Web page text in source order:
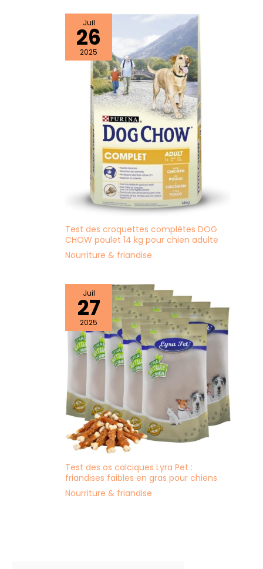
Juil
26
2025
Test des croquettes complètes DOG
CHOW poulet 14 kg pour chien adulte
Nourriture & friandise
Juil
27
2025
Test des os calciques Lyra Pet :
friandises faibles en gras pour chiens
Nourriture & friandise